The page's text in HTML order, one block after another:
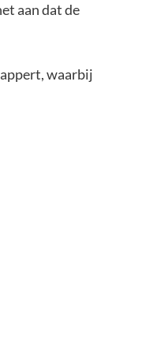
aan dat de
waarbij